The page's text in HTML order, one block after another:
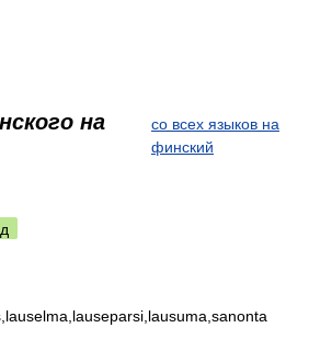
на
со всех языков на
финский